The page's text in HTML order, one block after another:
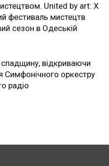
United by art: Х
фестиваль мистецтв
сезон в Одеській
відкриваючи
Симфонічного оркестру
радіо